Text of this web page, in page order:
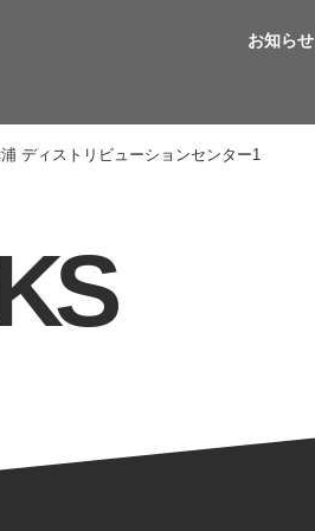
お知らせ
ディストリビューションセンター1